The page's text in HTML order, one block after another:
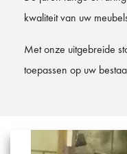
kwaliteit van uw
Met onze uitgebreide
toepassen op uw